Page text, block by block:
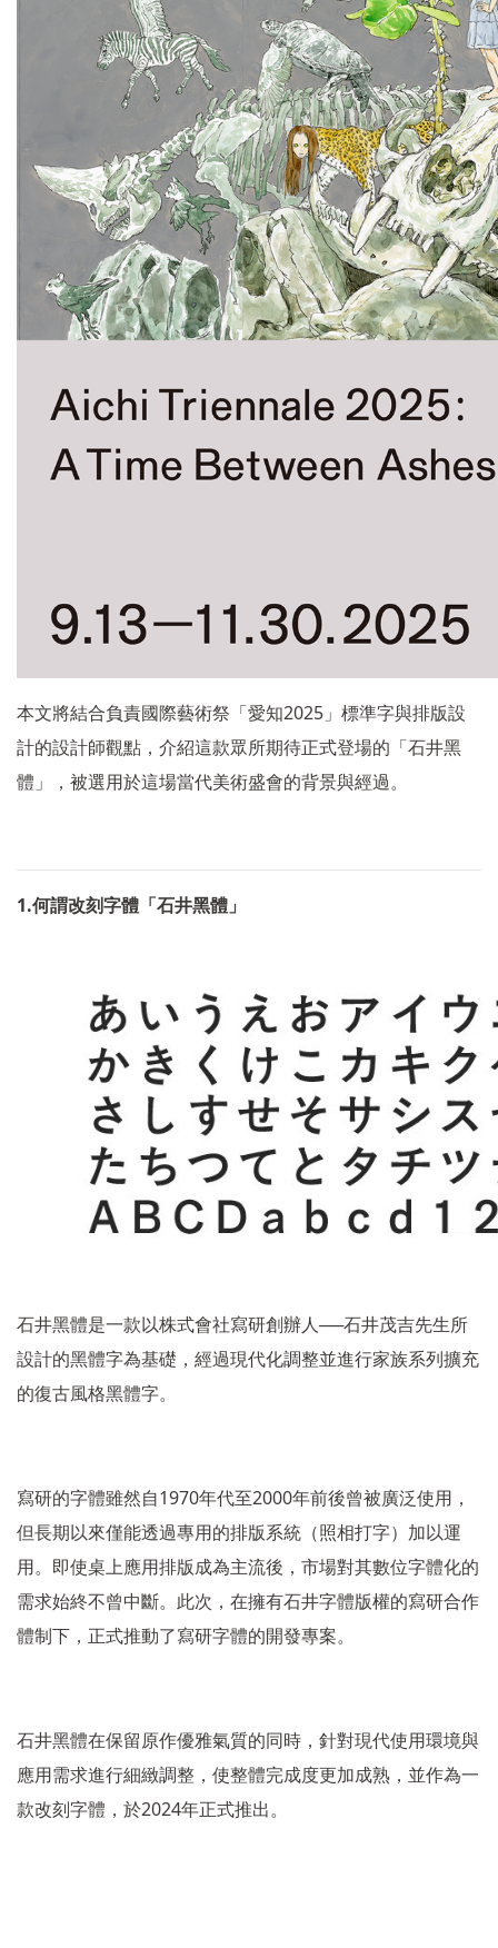
本文將結合負責國際藝術祭「愛知2025 」標準字與排版設
計的設計師觀點，介紹這款眾所期待正式登場的「石井黑
體」，被選用於這場當代美術盛會的背景與經過。
1.何謂改刻字體「石井黑體」
石井黑體是一款以株式會社寫研創辦人 ──石井茂吉先生所
設計的黑體字為基礎，經過現代化調整並進行家族系列擴充
的復古風格黑體字。
寫研的字體雖然自1970年代至2000年前後曾被廣泛使用，
但長期以來僅能透過專用的排版系統（照相打字）加以運
用。即使桌上應用排版成為主流後，市場對其數位字體化的
需求始終不曾中斷。此次，在擁有石井字體版權的寫研合作
體制下，正式推動了寫研字體的開發專案。
石井黑體在保留原作優雅氣質的同時，針對現代使用環境與
應用需求進行細緻調整，使整體完成度更加成熟，並作為一
款改刻字體，於2024年正式推出。